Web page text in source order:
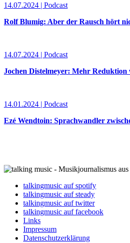
14.07.2024 | Podcast
Rolf Blumig: Aber der Rausch hört
14.07.2024 | Podcast
Jochen Distelmeyer: Mehr Reduktion
14.01.2024 | Podcast
Ezé Wendtoin: Sprachwandler
talkingmusic auf spotify
talkingmusic auf steady
talkingmusic auf twitter
talkingmusic auf facebook
Links
Impressum
Datenschutzerklärung